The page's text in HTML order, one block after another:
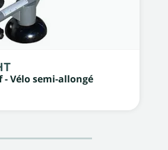
- Vélo semi-allongé